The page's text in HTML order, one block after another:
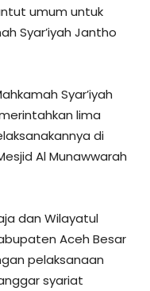
umum untuk
Syar’iyah Jantho
Syar’iyah
lima
di
Al Munawwarah
dan Wilayatul
Aceh Besar
pelaksanaan
syariat